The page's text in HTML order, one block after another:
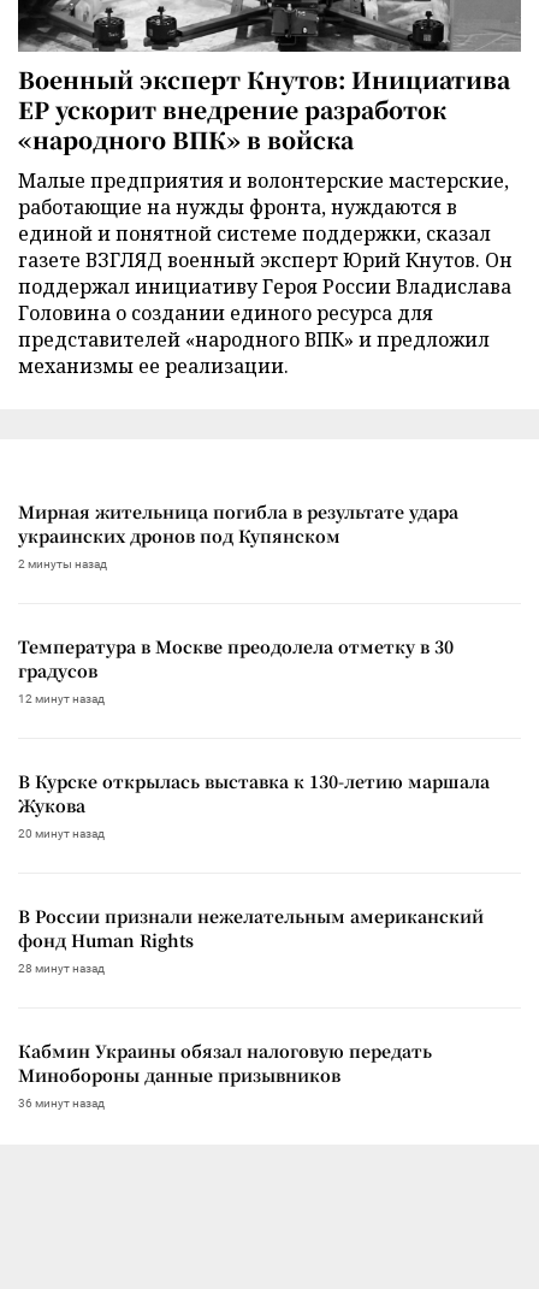
Военный эксперт Кнутов: Инициатива
ЕР ускорит внедрение разработок
«народного ВПК» в войска
Малые предприятия и волонтерские мастерские,
работающие на нужды фронта, нуждаются в
единой и понятной системе поддержки, сказал
газете ВЗГЛЯД военный эксперт Юрий Кнутов. Он
поддержал инициативу Героя России Владислава
Головина о создании единого ресурса для
представителей «народного ВПК» и предложил
механизмы ее реализации.
Мирная жительница погибла в результате удара
украинских дронов под Купянском
2 минуты назад
Температура в Москве преодолела отметку в 30
градусов
12 минут назад
В Курске открылась выставка к 130-летию маршала
Жукова
20 минут назад
В России признали нежелательным американский
фонд Human Rights
28 минут назад
Кабмин Украины обязал налоговую передать
Минобороны данные призывников
36 минут назад